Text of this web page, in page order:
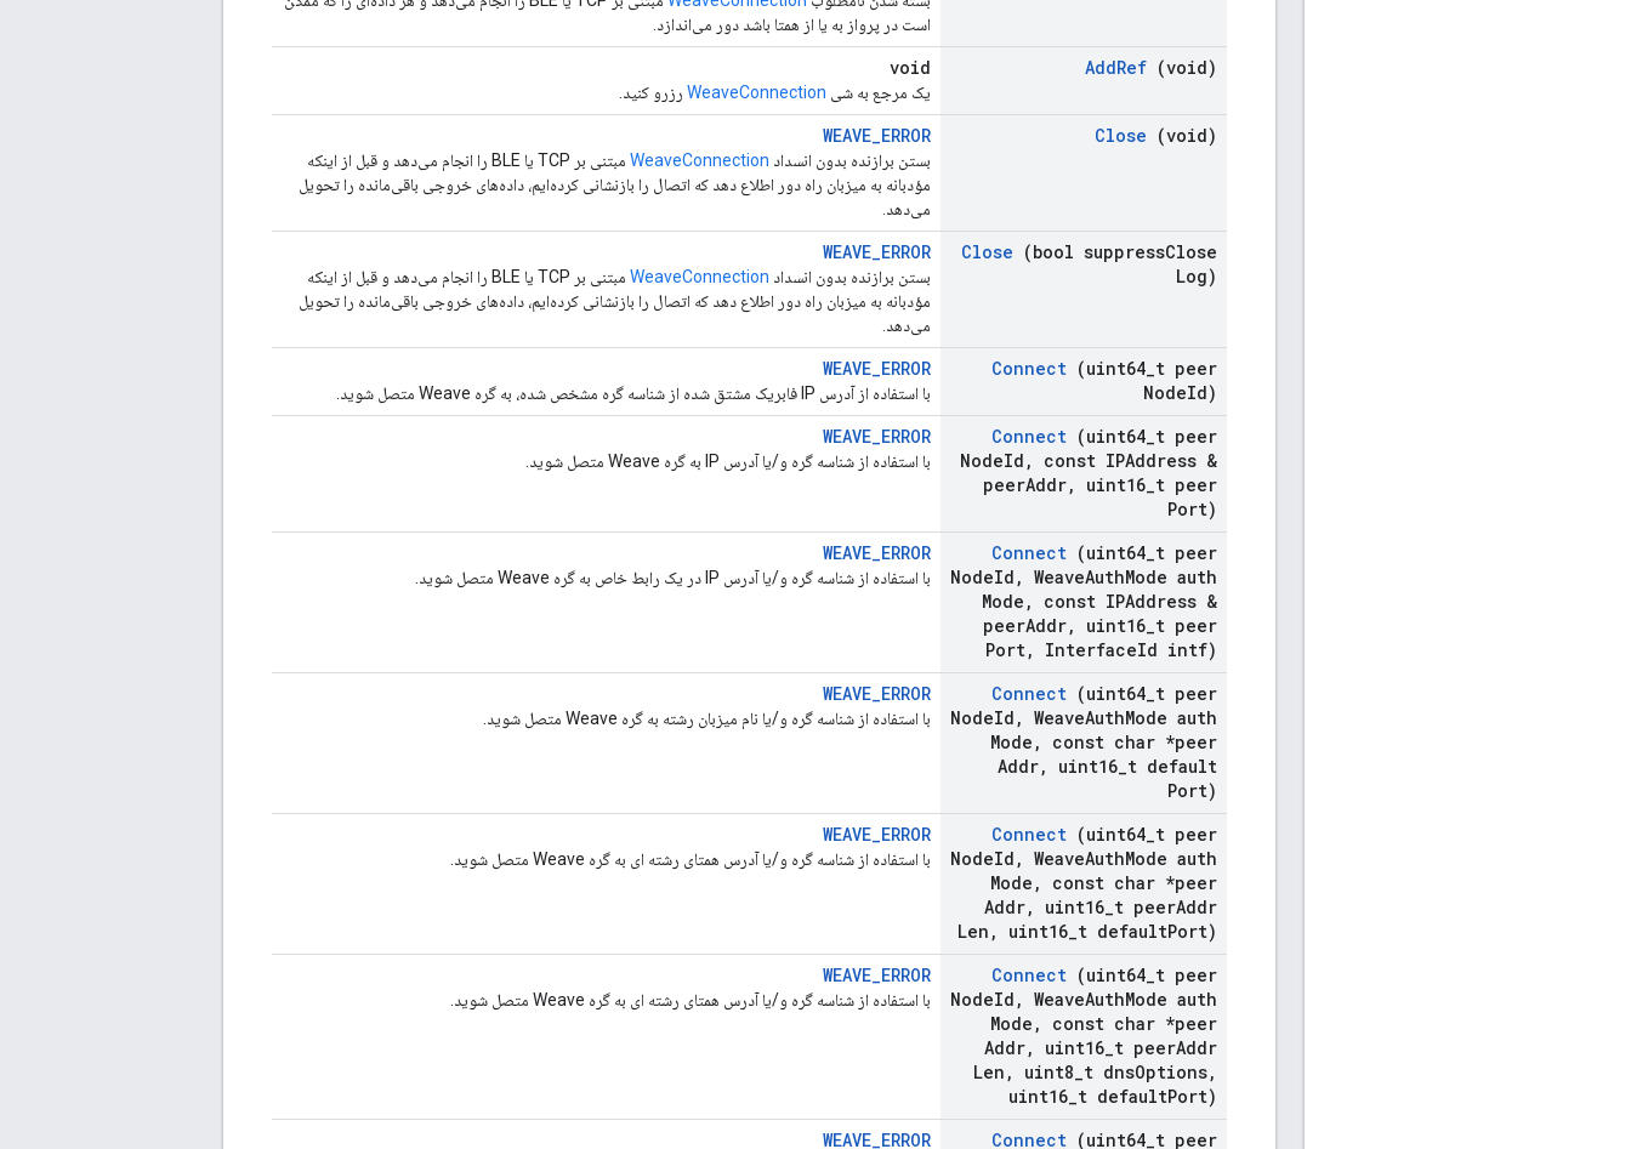
است در پرواز به یا از همتا باشد دور می‌اندازد.
AddRef (void)
void
یک مرجع به شی WeaveConnection رزرو کنید.
Close (void)
WEAVE_ERROR
بستن برازنده بدون انسداد WeaveConnection
مبتنی بر TCP یا BLE را انجام می‌دهد و قبل از اینکه
مؤدبانه به میزبان راه دور اطلاع دهد که اتصال را بازنشانی کرده‌ایم، داده‌های خروجی باقی‌مانده را تحویل
می‌دهد.
Close (bool suppressClose
Log)
WEAVE_ERROR
بستن برازنده بدون انسداد WeaveConnection
مبتنی بر TCP یا BLE را انجام می‌دهد و قبل از اینکه
مؤدبانه به میزبان راه دور اطلاع دهد که اتصال را بازنشانی کرده‌ایم، داده‌های خروجی باقی‌مانده را تحویل
می‌دهد.
Connect (uint64 t peer
NodeId)
WEAVE_ERROR
با استفاده از آدرس IP فابریک مشتق شده از شناسه گره مشخص شده، به گره Weave متصل شوید.
Connect (uint64 t peer
NodeId ,
const IPAddress &
peerAddr, uint16 t peer
Port)
WEAVE_ERROR
با استفاده از شناسه گره و/یا آدرس IP به گره Weave متصل شوید.
Connect (uint64 t peer
NodeId , WeaveAuthMode auth
Mode ,
const IPAddress &
peerAddr, uint16 t peer
Port, InterfaceId intf)
WEAVE_ERROR
با استفاده از شناسه گره و/یا آدرس IP در یک رابط خاص به گره Weave متصل شوید.
Connect (uint64 t peer
NodeId , WeaveAuthMode auth
Mode ,
const char *peer
Addr, uint16 t default
Port)
WEAVE_ERROR
با استفاده از شناسه گره و/یا نام میزبان رشته به گره Weave متصل شوید.
Connect (uint64 t peer
NodeId , WeaveAuthMode auth
Mode ,
const char *peer
Addr, uint16 t peerAddr
Len , uint16 t defaultPort)
WEAVE_ERROR
با استفاده از شناسه گره و/یا آدرس همتای رشته ای به گره Weave متصل شوید.
Connect (uint64 t peer
NodeId , WeaveAuthMode auth
Mode ,
const char *peer
Addr, uint16 t peerAddr
Len , uint8 t dnsOptions,
uint16 t defaultPort)
WEAVE_ERROR
با استفاده از شناسه گره و/یا آدرس همتای رشته ای به گره Weave متصل شوید.
Connect (uint64 t peer
WEAVE_ERROR